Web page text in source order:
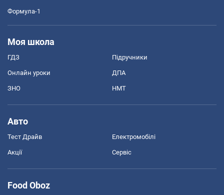
Формула-1
Моя школа
ГДЗ Підручники
Онлайн уроки ДПА
ЗНО НМТ
Авто
Тест Драйв Електромобілі
Акції Сервіс
Food Oboz